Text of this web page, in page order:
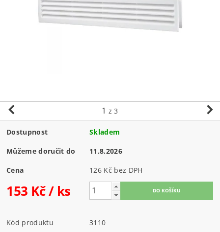
1 z 3
Dostupnost Skladem
Můžeme doručit do 11.8.2026
Cena 126 Kč bez DPH
153 Kč/ ks
Kód produktu
3110